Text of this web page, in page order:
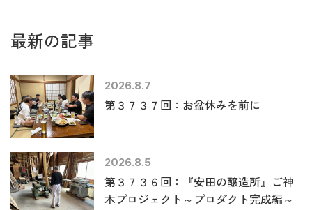
最新の記事
2026.8.7
第３７３７回：お盆休みを前に
2026.8.5
第３７３６回：『安田の醸造所』ご神
木プロジェクト～プロダクト完成編～